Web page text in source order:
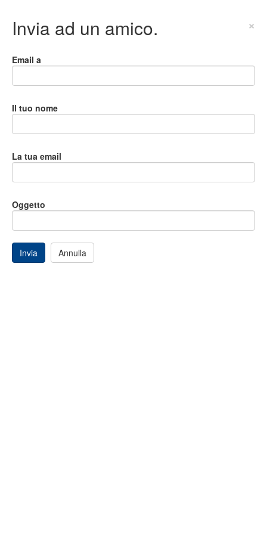
Invia ad un amico. ×
Email a
Il tuo nome
La tua email
Oggetto
Invia Annulla